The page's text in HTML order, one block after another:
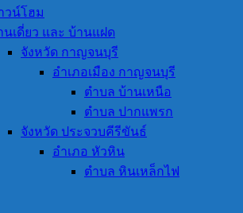
วน์โฮม
นเดี่ยว และ บ้านแฝด
จังหวัด กาญจนบุรี
อำเภอเมือง กาญจนบุรี
ตำบล บ้านเหนือ
ตำบล ปากแพรก
จังหวัด ประจวบคีรีขันธ์
อำเภอ หัวหิน
ตำบล หินเหล็กไฟ